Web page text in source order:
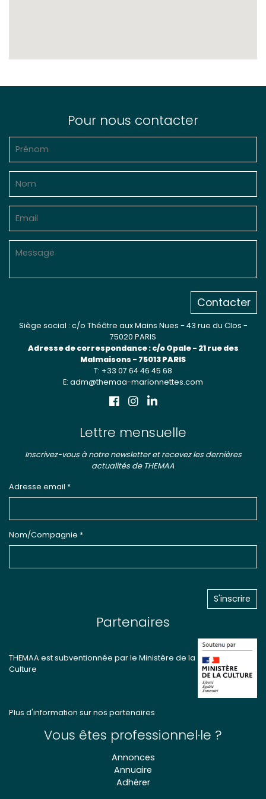
Pour nous contacter
Contacter
Siège social : c/o Théâtre aux Mains Nues - 43 rue du Clos -
75020 PARIS
Adresse de correspondance : c/o Opale - 21 rue des
Malmaisons - 75013 PARIS
T: +33 07 64 46 45 68
E: adm@themaa-marionnettes.com
Lettre mensuelle
Inscrivez-vous à notre newsletter et recevez les dernières
actualités de THEMAA
Adresse email *
Nom/Compagnie *
Partenaires
THEMAA est subventionnée par le Ministère de la
Culture
Plus d'information sur nos partenaires
Vous êtes professionnel·le ?
Annonces
Annuaire
Adhérer